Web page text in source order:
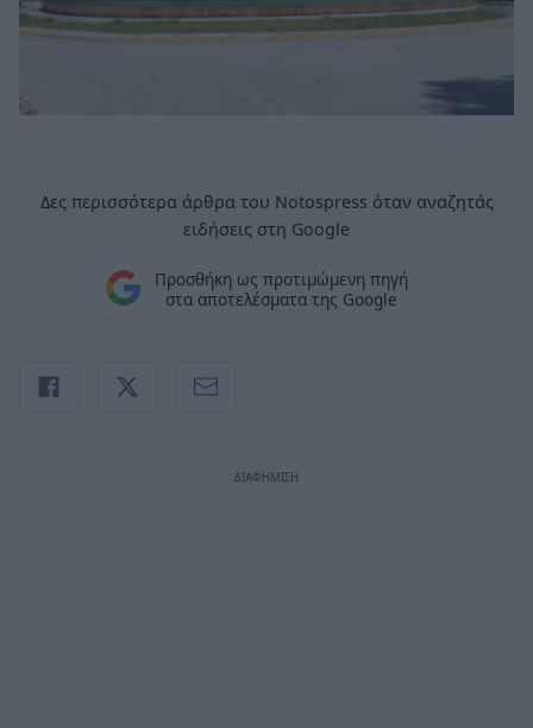
Δες περισσότερα άρθρα του Notospress όταν αναζητάς
ειδήσεις στη Google
Προσθήκη ως προτιμώμενη πηγή
στα αποτελέσματα της Google